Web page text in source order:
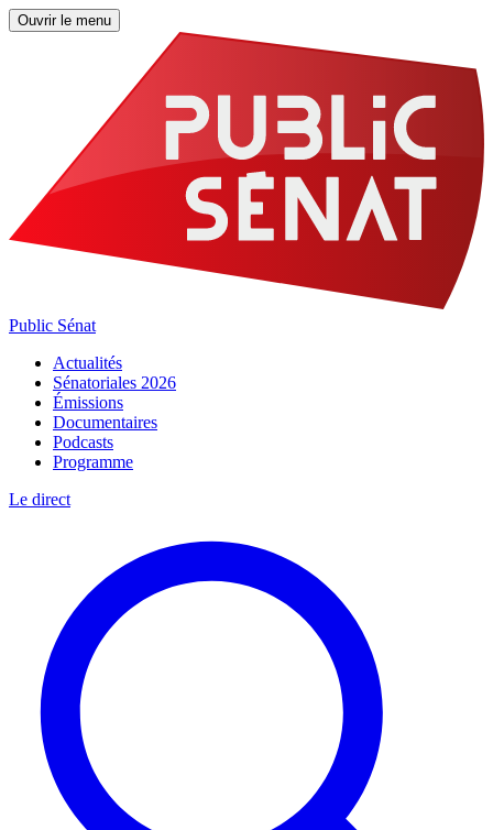
Ouvrir le menu
Public Sénat
Actualités
Sénatoriales 2026
Émissions
Documentaires
Podcasts
Programme
Le direct